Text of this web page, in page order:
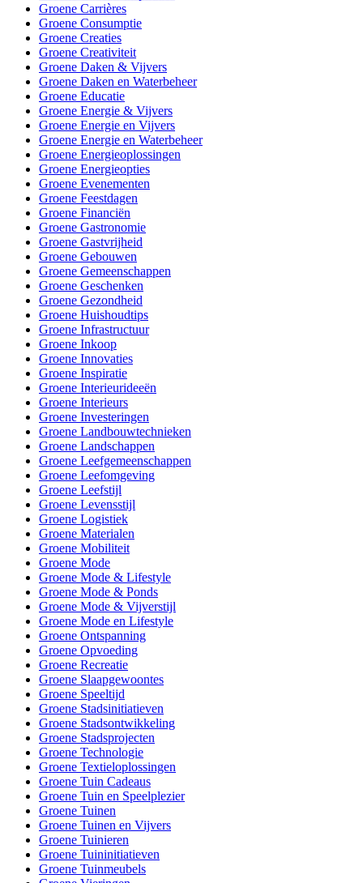
Groene Carrières
Groene Consumptie
Groene Creaties
Groene Creativiteit
Groene Daken & Vijvers
Groene Daken en Waterbeheer
Groene Educatie
Groene Energie & Vijvers
Groene Energie en Vijvers
Groene Energie en Waterbeheer
Groene Energieoplossingen
Groene Energieopties
Groene Evenementen
Groene Feestdagen
Groene Financiën
Groene Gastronomie
Groene Gastvrijheid
Groene Gebouwen
Groene Gemeenschappen
Groene Geschenken
Groene Gezondheid
Groene Huishoudtips
Groene Infrastructuur
Groene Inkoop
Groene Innovaties
Groene Inspiratie
Groene Interieurideeën
Groene Interieurs
Groene Investeringen
Groene Landbouwtechnieken
Groene Landschappen
Groene Leefgemeenschappen
Groene Leefomgeving
Groene Leefstijl
Groene Levensstijl
Groene Logistiek
Groene Materialen
Groene Mobiliteit
Groene Mode
Groene Mode & Lifestyle
Groene Mode & Ponds
Groene Mode & Vijverstijl
Groene Mode en Lifestyle
Groene Ontspanning
Groene Opvoeding
Groene Recreatie
Groene Slaapgewoontes
Groene Speeltijd
Groene Stadsinitiatieven
Groene Stadsontwikkeling
Groene Stadsprojecten
Groene Technologie
Groene Textieloplossingen
Groene Tuin Cadeaus
Groene Tuin en Speelplezier
Groene Tuinen
Groene Tuinen en Vijvers
Groene Tuinieren
Groene Tuininitiatieven
Groene Tuinmeubels